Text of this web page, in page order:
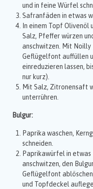
und in feine Würfel
Safranfäden in etwas
In einem Topf Olivenöl
Salz, Pfeffer würzen
anschwitzen. Mit Noilly
Geflügelfont auffüllen
einreduzieren lassen,
nur kurz).
Mit Salz, Zitronensaft
unterrühren.
Bulgur:
Paprika waschen,
schneiden.
Paprikawürfel in
anschwitzen, den
Geflügelfont
und Topfdeckel